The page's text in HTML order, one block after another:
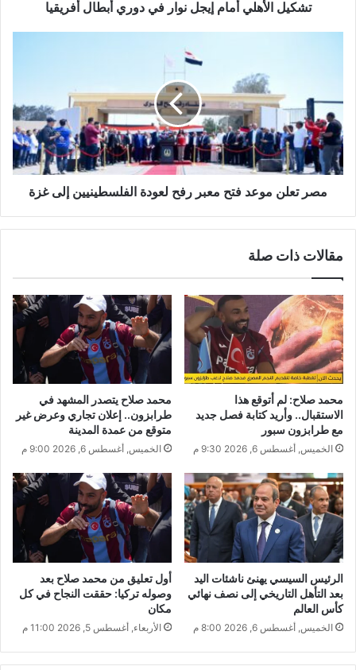
تشكيل الأهلي أمام إيجل نوار في دوري أبطال أفريقيا
مصر تعلن موعد فتح معبر رفح لعودة الفلسطينيين إلى غزة
مقالات ذات صلة
محمد صلاح: لم أتوقع هذا
الاستقبال.. وأريد كتابة فصل جديد
مع طرابزون سبور
الخميس, أغسطس 6, 2026 9:30 م
محمد صلاح يتصدر المشهد في
طرابزون.. إعلان تجاري وعرض غير
متوقع من عمدة المدينة
الخميس, أغسطس 6, 2026 9:00 م
الرئيس السيسي يهنئ ناشئات اليد
بعد التأهل التاريخي إلى نصف نهائي
كأس العالم
الخميس, أغسطس 6, 2026 8:00 م
أول تعليق من محمد صلاح بعد
وصوله تركيا: حققت النجاح في كل
مكان
الأربعاء, أغسطس 5, 2026 11:00 م